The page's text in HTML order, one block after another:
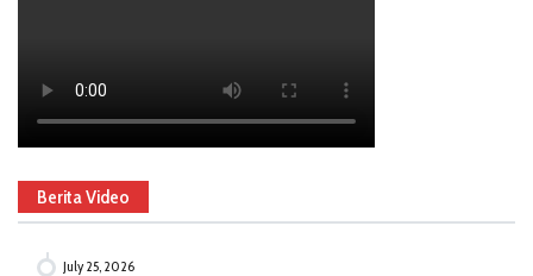
Berita Video
July 25, 2026